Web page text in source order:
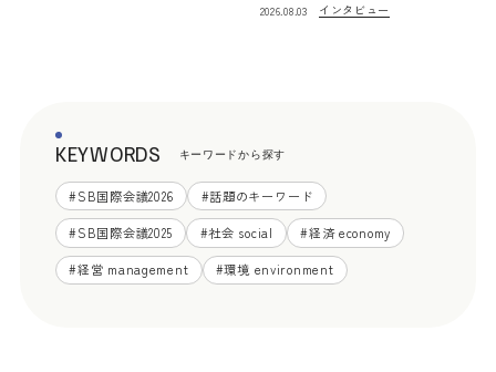
2026.08.03 インタビュー
KEYWORDS キーワードから探す
#SB国際会議2026 #話題のキーワード
#SB国際会議2025 #社会 social #経済 economy
#経営 management #環境 environment